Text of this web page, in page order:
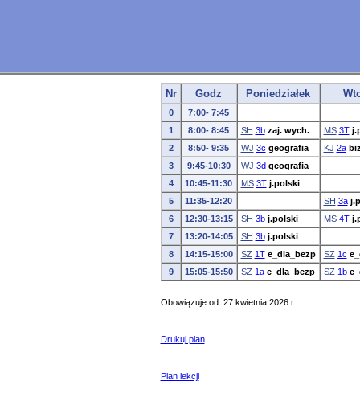
Nr Godz Poniedziałek
0
7:00- 7:45
1
8:00- 8:45 SH 3b zaj. wych. MS 3T
2
8:50- 9:35 WJ 3c geografia KJ 2a
3
9:45-10:30 WJ 3d geografia
4
10:45-11:30 MS 3T j.polski
5
11:35-12:20 SH 3a
6
12:30-13:15 SH 3b j.polski MS 4T
7
13:20-14:05 SH 3b j.polski
8
14:15-15:00 SZ 1T e_dla_bezp SZ 1c
9
15:05-15:50 SZ 1a e_dla_bezp SZ 1b
Obowiązuje od: 27 kwietnia 2026 r.
Drukuj plan
Plan lekcji